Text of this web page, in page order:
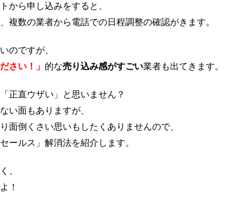
から申し込みをすると、
複数の業者から電話での日程調整の確認がきます。
のですが、
さい！」 的な売り込み感がすごい業者も出てきます。
正直ウザい」と思いません？
い面もありますが、
面倒くさい思いもしたくありませんので、
ールス」解消法を紹介します。
、
！